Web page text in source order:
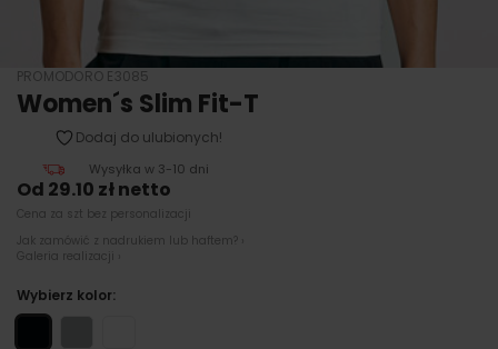
PROMODORO E3085
Women´s Slim Fit-T
Dodaj do ulubionych!
Wysyłka w 3-10 dni
Od 29.10 zł netto
Cena za szt bez personalizacji
Jak zamówić z nadrukiem lub haftem? ›
Galeria realizacji ›
Wybierz kolor: